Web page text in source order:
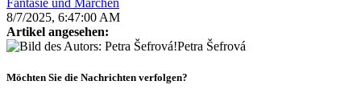
Fantasie und Märchen
8/7/2025, 6:47:00 AM
Artikel angesehen:
Petra Šefrová
Möchten Sie die Nachrichten verfolgen?